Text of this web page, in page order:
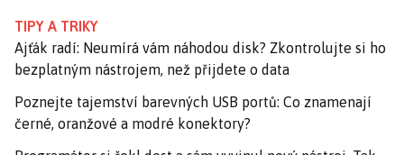
TIPY A TRIKY
Ajťák radí: Neumírá vám náhodou disk? Zkontrolujte si ho
bezplatným nástrojem, než přijdete o data
Poznejte tajemství barevných USB portů: Co znamenají
černé, oranžové a modré konektory?